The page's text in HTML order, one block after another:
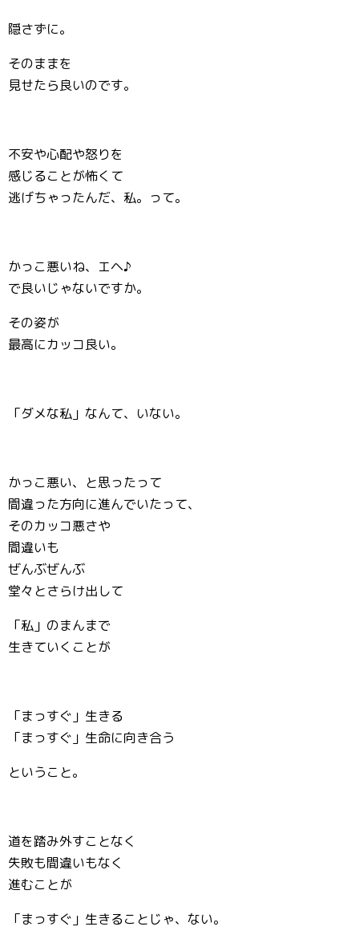
隠さずに。
そのままを
見せたら良いのです。
不安や心配や怒りを
感じることが怖くて
逃げちゃったんだ、私。って。
かっこ悪いね、エヘ♪
で良いじゃないですか。
その姿が
最高にカッコ良い。
「ダメな私」なんて、いない。
かっこ悪い、と思ったって
間違った方向に進んでいたって、
そのカッコ悪さや
間違いも
ぜんぶぜんぶ
堂々とさらけ出して
「私」のまんまで
生きていくことが
「まっすぐ」生きる
「まっすぐ」生命に向き合う
ということ。
道を踏み外すことなく
失敗も間違いもなく
進むことが
「まっすぐ」生きることじゃ、ない。